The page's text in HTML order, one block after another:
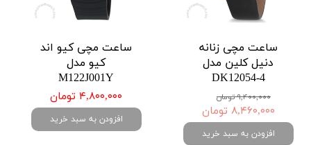
ساعت مچی زنانه
دنیل کلین مدل
DK12054-4
۹,۴۰۰,۰۰۰ تومان
۸,۴۶۰,۰۰۰ تومان
افزودن به سبد خرید
ساعت مچی کیو اند
کیو مدل
M122J001Y
۴,۸۰۰,۰۰۰ تومان
افزودن به سبد خرید